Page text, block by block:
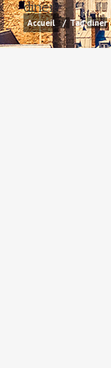
diner
Accueil / Tag:diner